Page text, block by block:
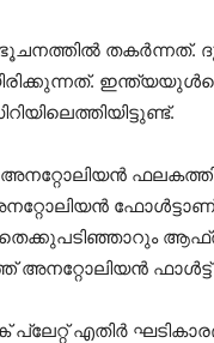
ഭൂചനത്തിൽ തകർന്നത്.
അനറ്റോലിയൻ
അനറ്റോലിയൻ
ഫാൾട്ട്
പ്ലേറ്റ് എതിർ